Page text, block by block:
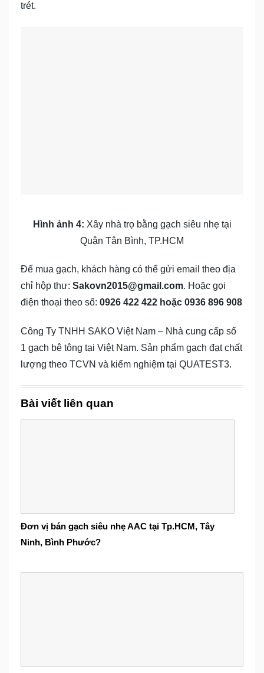
trét.
Hình ảnh 4: Xây nhà trọ bằng gạch siêu nhẹ tại
Quận Tân Bình, TP.HCM
Để mua gạch, khách hàng có thể gửi email theo địa
chỉ hộp thư: Sakovn2015@gmail.com. Hoặc gọi
điện thoại theo số: 0926 422 422 hoặc 0936 896 908
Công Ty TNHH SAKO Việt Nam – Nhà cung cấp số
1 gạch bê tông tại Việt Nam. Sản phẩm gạch đạt chất
lượng theo TCVN và kiểm nghiệm tại QUATEST3.
Bài viết liên quan
Đơn vị bán gạch siêu nhẹ AAC tại Tp.HCM, Tây
Ninh, Bình Phước?